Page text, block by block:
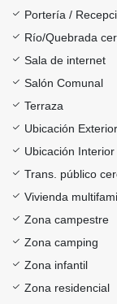
Portería /
Río/Quebrada
Sala de internet
Salón Comunal
Terraza
Ubicación Exterior
Ubicación Interior
Trans. público
Vivienda
Zona campestre
Zona camping
Zona infantil
Zona residencial